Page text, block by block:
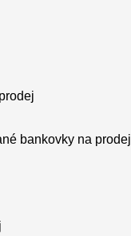
bankovky na prodej